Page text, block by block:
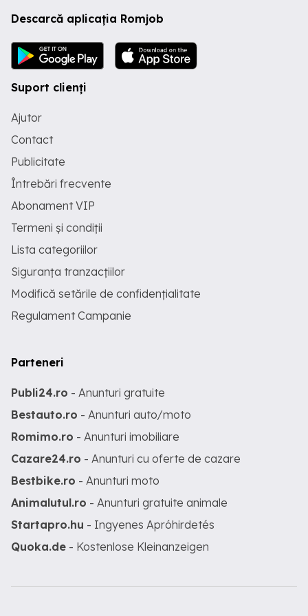
Descarcă aplicația Romjob
Suport clienți
Ajutor
Contact
Publicitate
Întrebări frecvente
Abonament VIP
Termeni și condiții
Lista categoriilor
Siguranța tranzacțiilor
Modifică setările de confidențialitate
Regulament Campanie
Parteneri
Publi24.ro - Anunturi gratuite
Bestauto.ro - Anunturi auto/moto
Romimo.ro - Anunturi imobiliare
Cazare24.ro - Anunturi cu oferte de cazare
Bestbike.ro - Anunturi moto
Animalutul.ro - Anunturi gratuite animale
Startapro.hu - Ingyenes Apróhirdetés
Quoka.de - Kostenlose Kleinanzeigen